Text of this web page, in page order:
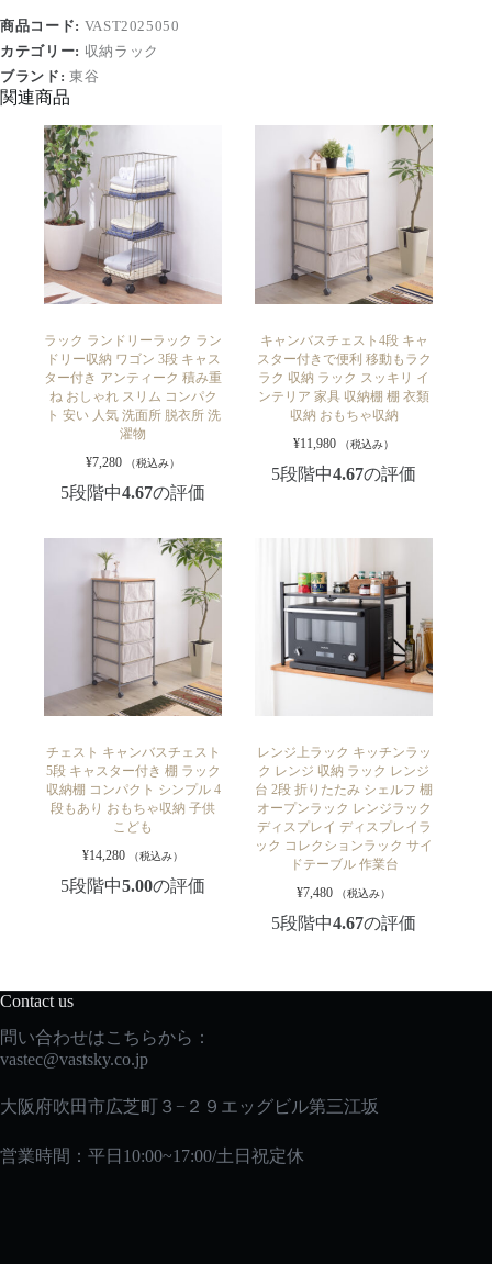
商品コード: VAST2025050
カテゴリー: 収納ラック
ブランド: 東谷
関連商品
ラック ランドリーラック ラン
ドリー収納 ワゴン 3段 キャス
ター付き アンティーク 積み重
ね おしゃれ スリム コンパク
ト 安い 人気 洗面所 脱衣所 洗
濯物
¥7,280 （税込み）
5段階中4.67の評価
キャンバスチェスト4段 キャ
スター付きで便利 移動もラク
ラク 収納 ラック スッキリ イ
ンテリア 家具 収納棚 棚 衣類
収納 おもちゃ収納
¥11,980 （税込み）
5段階中4.67の評価
チェスト キャンバスチェスト
5段 キャスター付き 棚 ラック
収納棚 コンパクト シンプル 4
段もあり おもちゃ収納 子供
こども
¥14,280 （税込み）
5段階中5.00の評価
レンジ上ラック キッチンラッ
ク レンジ 収納 ラック レンジ
台 2段 折りたたみ シェルフ 棚
オープンラック レンジラック
ディスプレイ ディスプレイラ
ック コレクションラック サイ
ドテーブル 作業台
¥7,480 （税込み）
5段階中4.67の評価
Contact us
問い合わせはこちらから：
vastec@vastsky.co.jp
大阪府吹田市広芝町３−２９エッグビル第三江坂
営業時間：平日10:00~17:00/土日祝定休